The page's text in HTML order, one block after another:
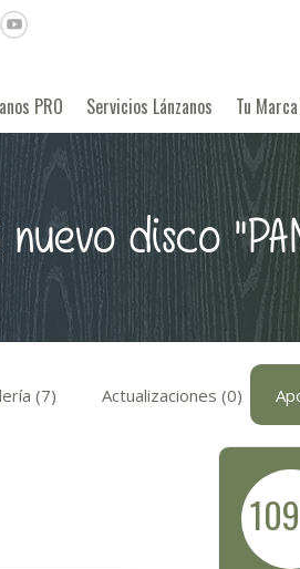
PRO Servicios Lánzanos Tu
disco
(7) Actualizaciones (0)